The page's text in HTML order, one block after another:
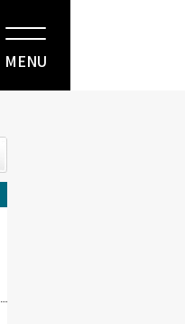
MENU